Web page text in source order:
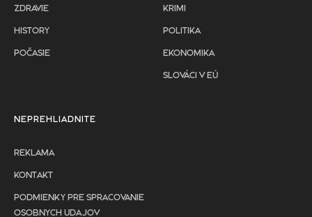
ZDRAVIE
HISTORY
POČASIE
KRIMI
POLITIKA
EKONOMIKA
SLOVÁCI V EÚ
NEPREHLIADNITE
REKLAMA
KONTAKT
PODMIENKY PRE SPRACOVANIE
OSOBNYCH UDAJOV